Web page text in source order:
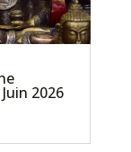
2026